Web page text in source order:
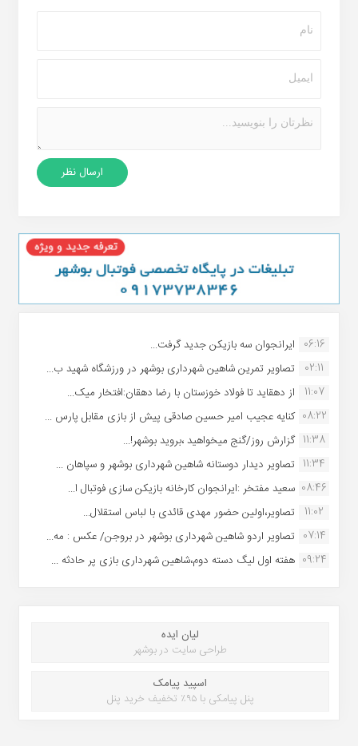
06:16 ایرانجوان سه بازیکن جدید گرفت...
02:11
تصاویر تمرین شاهین شهردارى بوشهر در ورزشگاه شهید ب...
11:07
از دهقاید تا فولاد خوزستان با رضا دهقان:افتخار میک...
08:22 کنایه عجیب امیر حسین صادقی پیش از بازی مقابل پارس ...
11:38 گزارش روز/گنج میخواهید ،بروید بوشهر!...
11:34 تصاویر دیدار دوستانه شاهین شهردارى بوشهر و سپاهان ...
08:46 سعید مفتخر :ایرانجوان کارخانه بازیکن سازی فوتبال ا...
11:02
تصاویر،اولین حضور مهدی قائدی با لباس استقلال...
07:14 تصاویر اردو شاهین شهرداری بوشهر در بروجن/ عکس : مه...
09:24 هفته اول لیگ دسته دوم،شاهین شهرداری بازی پر حادثه ...
لیان ایده
طراحی سایت در بوشهر
اسپید پیامک
پنل پیامکی با ۹۵٪ تخفیف خرید پنل